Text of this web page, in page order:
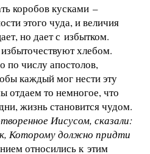
коробов кусками –
этого чуда, и величия
но дает с избытком.
хлебом.
по числу апостолов,
каждый мог нести эту
отдаем то немногое, что
жизнь становится чудом.
Иисусом, сказали:
Которому должно придти
относились к этим